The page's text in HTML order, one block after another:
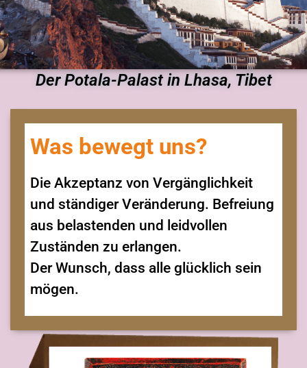
Der Potala-Palast in Lhasa, Tibet
Was bewegt uns?
Die Akzeptanz von Vergänglichkeit
und ständiger Veränderung. Befreiung
aus belastenden und leidvollen
Zuständen zu erlangen.
Der Wunsch, dass alle glücklich sein
mögen.